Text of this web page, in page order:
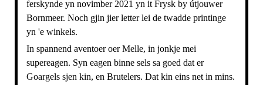
ferskynde yn novimber 2021 yn it Frysk by útjouwer
Bornmeer. Noch gjin jier letter lei de twadde printinge
yn 'e winkels.
In spannend aventoer oer Melle, in jonkje mei
supereagen. Syn eagen binne sels sa goed dat er
Goargels sjen kin, en Brutelers. Dat kin eins net in mins.